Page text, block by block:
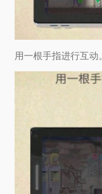
用一根手指进行互动。